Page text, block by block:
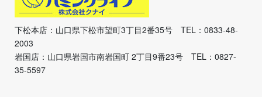
下松本店：山口県下松市望町3丁目2番35号 TEL：0833-48-
2003
岩国店：山口県岩国市南岩国町 2丁目9番23号 TEL：0827-
35-5597